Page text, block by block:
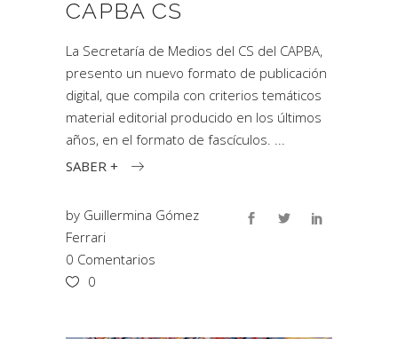
CAPBA CS
La Secretaría de Medios del CS del CAPBA,
presento un nuevo formato de publicación
digital, que compila con criterios temáticos
material editorial producido en los últimos
años, en el formato de fascículos.
SABER +
by Guillermina Gómez
Ferrari
0 Comentarios
0